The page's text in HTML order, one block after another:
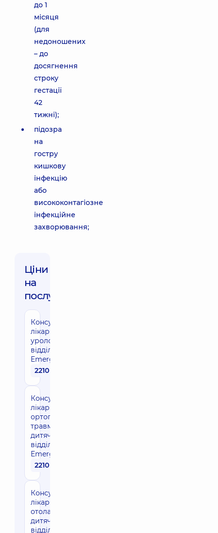
до 1
місяця
(для
недоношених
– до
досягнення
строку
гестації
42
тижні);
підозра
на
гостру
кишкову
інфекцію
або
висококонтагіозне
інфекційне
захворювання;
Ціни
на
послуги:
Консультація
лікаря-
уролога в
відділенні
Emergency
2210 грн
Консультація
лікаря-
ортопеда-
травматолога
дитячого в
відділенні
Emergency
2210 грн
Консультація
лікаря-
отоларинголога
дитячого в
відділенні